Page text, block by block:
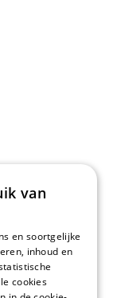
van
en soortgelijke
inhoud en
cookies